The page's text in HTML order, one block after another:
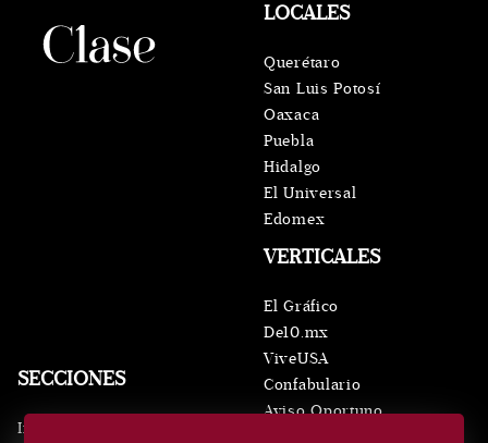
SECCIONES
Inicio
VERTICALES
El Gráfico
De10.mx
ViveUSA
Confabulario
Aviso Oportuno
LOCALES
Querétaro
San Luis Potosí
Oaxaca
Puebla
Hidalgo
El Universal
Edomex